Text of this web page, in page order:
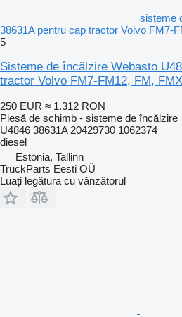
sisteme
38631A pentru cap tractor Volvo FM7-
5
Sisteme de încălzire Webasto
tractor Volvo FM7-FM12, FM,
250 EUR ≈ 1.312 RON
Piesă de schimb - sisteme de încălzire
U4846 38631A 20429730 1062374
diesel
Estonia, Tallinn
TruckParts Eesti OÜ
Luați legătura cu vânzătorul